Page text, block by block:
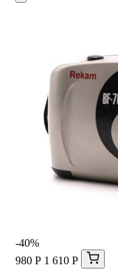
-40%
980 Р 1 610 Р